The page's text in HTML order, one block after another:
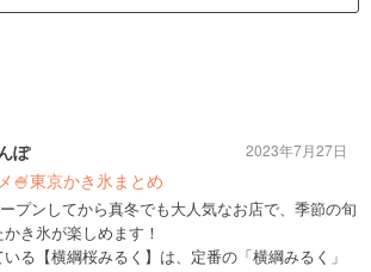
ぽ
🍧東京かき氷まとめ
プンしてから真冬でも大人気なお店で、季節の旬
き氷が楽しめます！
る【横綱桜みるく】は、定番の「横綱みるく」
2023年7月27日